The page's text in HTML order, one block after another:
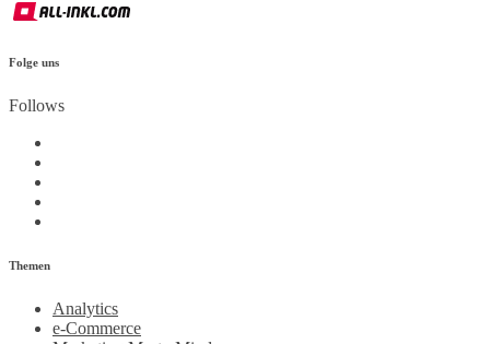
Folge uns
Follows
Themen
Analytics
e-Commerce